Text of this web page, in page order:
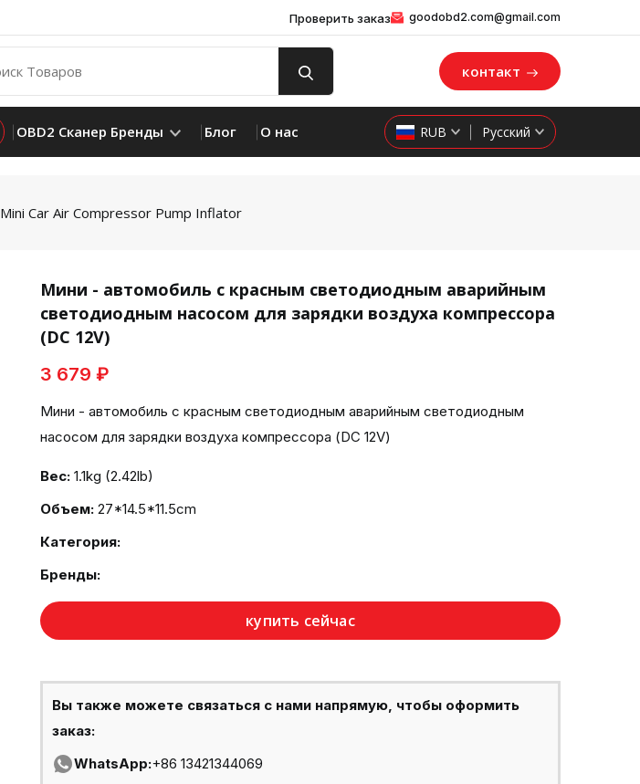
Проверить заказ goodobd2.com@gmail.com
контакт
OBD2 Сканер Бренды Блог О нас RUB Русский
Mini Car Air Compressor Pump Inflator
product view
Мини - автомобиль с красным светодиодным аварийным
светодиодным насосом для зарядки воздуха компрессора
(DC 12V)
3 679 ₽
Мини - автомобиль с красным светодиодным аварийным светодиодным
насосом для зарядки воздуха компрессора (DC 12V)
Вес: 1.1kg (2.42lb)
Объем: 27*14.5*11.5cm
Категория:
Бренды:
купить сейчас
Вы также можете связаться с нами напрямую, чтобы оформить
заказ:
WhatsApp:+86 13421344069